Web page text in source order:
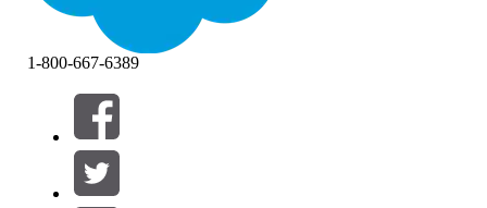
Filtre (0)
VELG FILTRE
Produktområde
1-800-667-6389